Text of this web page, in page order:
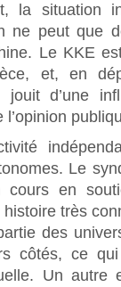
la situation
ne peut que
Le KKE
et, en
jouit d’une
l’opinion
Le
cours en
très
des
côtés, ce
Un autre